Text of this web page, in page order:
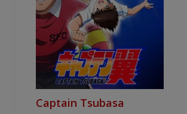
Captain Tsubasa